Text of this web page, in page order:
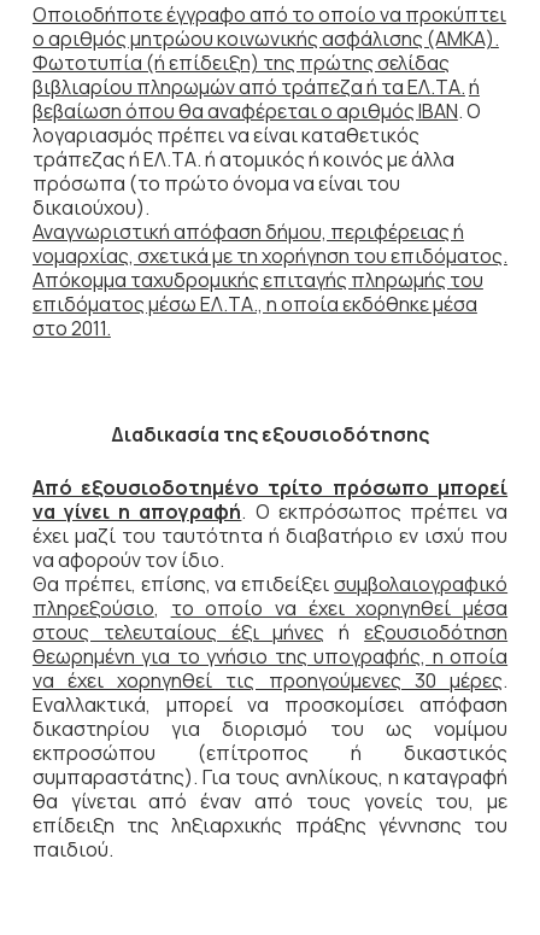
Οποιοδήποτε έγγραφο από το οποίο να προκύπτει
ο αριθμός μητρώου κοινωνικής ασφάλισης (ΑΜΚΑ).
Φωτοτυπία (ή επίδειξη) της πρώτης σελίδας
βιβλιαρίου πληρωμών από τράπεζα ή τα ΕΛ.ΤΑ.ή
βεβαίωση όπου θα αναφέρεται ο αριθμός ΙΒΑΝ. Ο
λογαριασμός πρέπει να είναι καταθετικός
τράπεζας ή ΕΛ.ΤΑ. ή ατομικός ή κοινός με άλλα
πρόσωπα (το πρώτο όνομα να είναι του
δικαιούχου).
Αναγνωριστική απόφαση δήμου, περιφέρειας ή
νομαρχίας, σχετικά με τη χορήγηση του επιδόματος.
Απόκομμα ταχυδρομικής επιταγής πληρωμής του
επιδόματος μέσω ΕΛ.ΤΑ., η οποία εκδόθηκε μέσα
στο 2011.
Διαδικασία της εξουσιοδότησης
Από εξουσιοδοτημένο τρίτο πρόσωπο μπορεί
να γίνει η απογραφή. Ο εκπρόσωπος πρέπει να
έχει μαζί του ταυτότητα ή διαβατήριο εν ισχύ που
να αφορούν τον ίδιο.
Θα πρέπει, επίσης, να επιδείξεισυμβολαιογραφικό
πληρεξούσιο, το οποίο να έχει χορηγηθεί μέσα
στους τελευταίους έξι μήνες ήεξουσιοδότηση
θεωρημένη για το γνήσιο της υπογραφής, η οποία
να έχει χορηγηθεί τις προηγούμενες 30 μέρες.
Εναλλακτικά, μπορεί να προσκομίσει απόφαση
δικαστηρίου για διορισμό του ως νομίμου
εκπροσώπου (επίτροπος ή δικαστικός
συμπαραστάτης). Για τους ανηλίκους, η καταγραφή
θα γίνεται από έναν από τους γονείς του, με
επίδειξη της ληξιαρχικής πράξης γέννησης του
παιδιού.